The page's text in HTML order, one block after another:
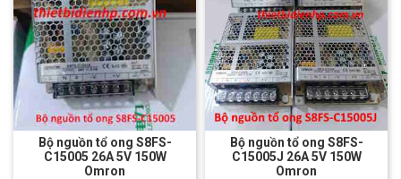
Bộ nguồn tổ ong S8FS-
C15005 26A 5V 150W
Omron
Bộ nguồn tổ ong S8FS-
C15005J 26A 5V 150W
Omron